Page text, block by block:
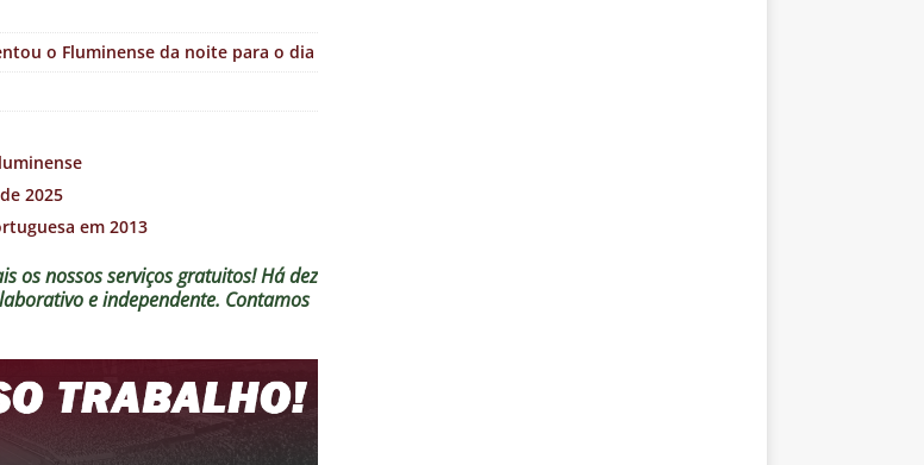
o Fluminense da noite para o dia
2025
em 2013
os nossos serviços gratuitos!Há dez
e independente. Contamos